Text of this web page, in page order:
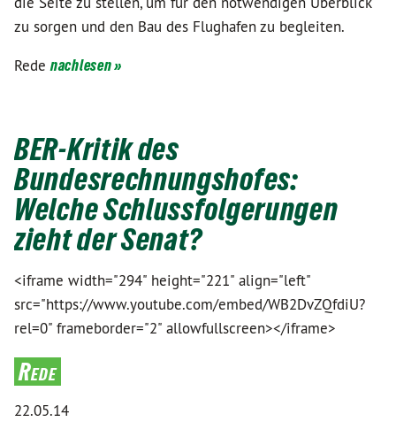
zu sorgen und den Bau des Flughafen zu begleiten.
Redenachlesen »
BER-Kritik des
Bundesrechnungshofes:
Welche Schlussfolgerungen
zieht der Senat?
<iframe width="294" height="221" align="left"
src="https://www.youtube.com/embed/WB2DvZQfdiU?
rel=0" frameborder="2" allowfullscreen></iframe>
Rede
22.05.14